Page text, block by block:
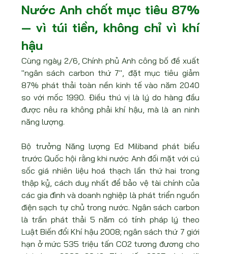
Nước Anh chốt mục tiêu 87%
— vì túi tiền, không chỉ vì khí
hậu
Cùng ngày 2/6, Chính phủ Anh công bố đề xuất
"ngân sách carbon thứ 7", đặt mục tiêu giảm
87% phát thải toàn nền kinh tế vào năm 2040
so với mốc 1990. Điều thú vị là lý do hàng đầu
được nêu ra không phải khí hậu, mà là an ninh
năng lượng.
Bộ trưởng Năng lượng Ed Miliband phát biểu
trước Quốc hội rằng khi nước Anh đối mặt với cú
sốc giá nhiên liệu hoá thạch lần thứ hai trong
thập kỷ, cách duy nhất để bảo vệ tài chính của
các gia đình và doanh nghiệp là phát triển nguồn
điện sạch tự chủ trong nước. Ngân sách carbon
là trần phát thải 5 năm có tính pháp lý theo
Luật Biến đổi Khí hậu 2008; ngân sách thứ 7 giới
hạn ở mức 535 triệu tấn CO2 tương đương cho